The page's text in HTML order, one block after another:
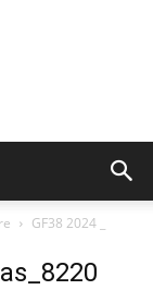
GF38 2024 _